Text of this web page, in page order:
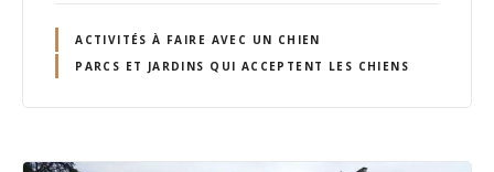
ACTIVITÉS À FAIRE AVEC UN CHIEN
PARCS ET JARDINS QUI ACCEPTENT LES CHIENS